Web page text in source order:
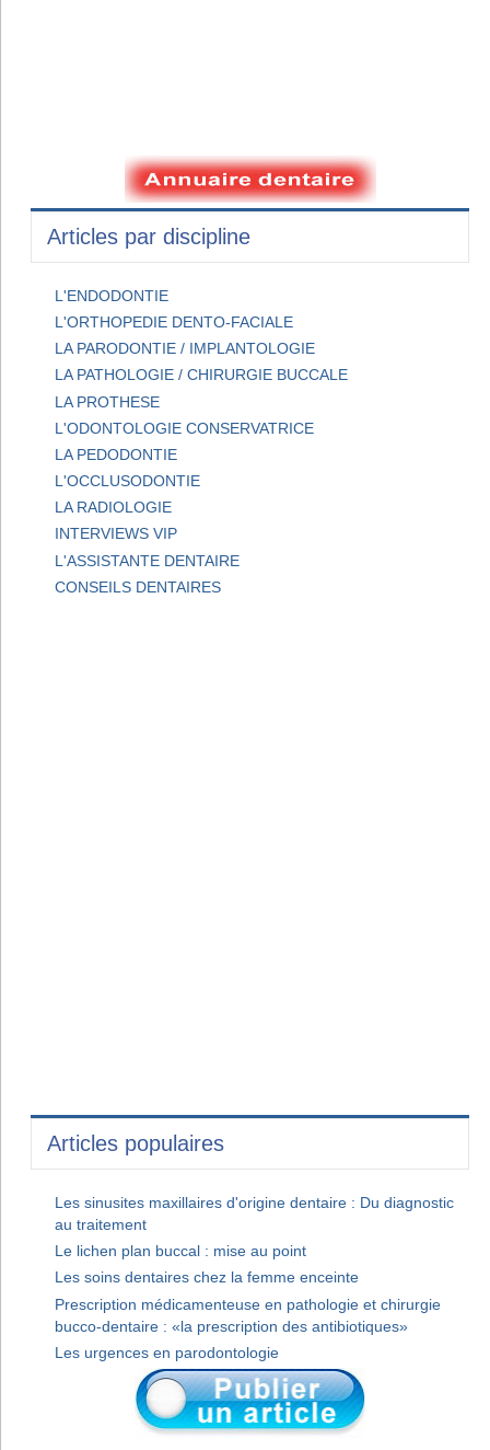
Articles par discipline
L'ENDODONTIE
L'ORTHOPEDIE DENTO-FACIALE
LA PARODONTIE / IMPLANTOLOGIE
LA PATHOLOGIE / CHIRURGIE BUCCALE
LA PROTHESE
L'ODONTOLOGIE CONSERVATRICE
LA PEDODONTIE
L'OCCLUSODONTIE
LA RADIOLOGIE
INTERVIEWS VIP
L'ASSISTANTE DENTAIRE
CONSEILS DENTAIRES
Articles populaires
Les sinusites maxillaires d'origine dentaire : Du diagnostic
au traitement
Le lichen plan buccal : mise au point
Les soins dentaires chez la femme enceinte
Prescription médicamenteuse en pathologie et chirurgie
bucco-dentaire : «la prescription des antibiotiques»
Les urgences en parodontologie